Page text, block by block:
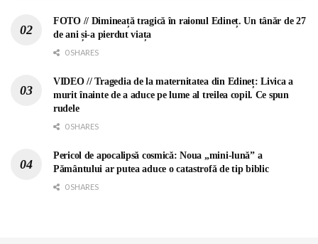
FOTO // Dimineață tragică în raionul Edineț. Un tânăr de 27
de ani și-a pierdut viața
0 SHARES
VIDEO // Tragedia de la maternitatea din Edineț: Livica a
murit înainte de a aduce pe lume al treilea copil. Ce spun
rudele
0 SHARES
Pericol de apocalipsă cosmică: Noua „mini-lună” a
Pământului ar putea aduce o catastrofă de tip biblic
0 SHARES